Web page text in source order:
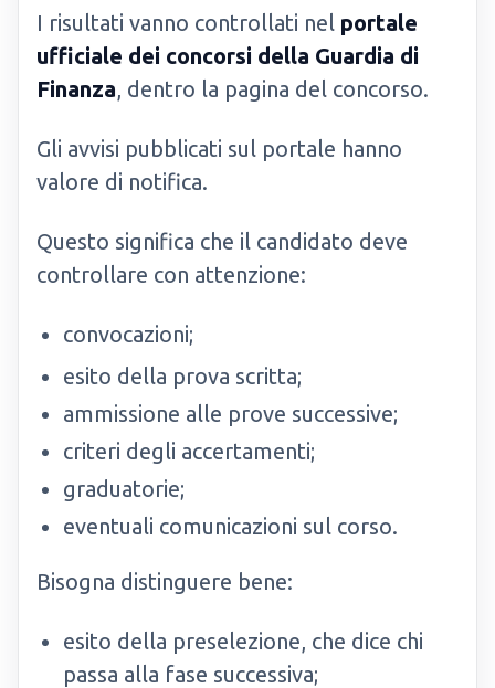
I risultati vanno controllati nel portale
ufficiale dei concorsi della Guardia di
Finanza, dentro la pagina del concorso.
Gli avvisi pubblicati sul portale hanno
valore di notifica.
Questo significa che il candidato deve
controllare con attenzione:
convocazioni;
esito della prova scritta;
ammissione alle prove successive;
criteri degli accertamenti;
graduatorie;
eventuali comunicazioni sul corso.
Bisogna distinguere bene:
esito della preselezione, che dice chi
passa alla fase successiva;